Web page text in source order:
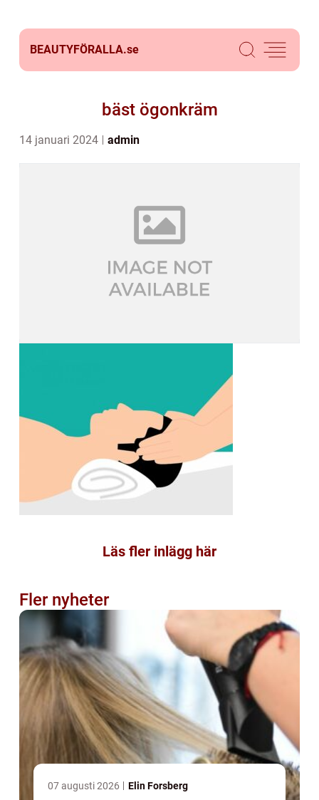
BEAUTYFÖRALLA.se
bäst ögonkräm
14 januari 2024 admin
Läs fler inlägg här
Fler nyheter
07 augusti 2026 Elin Forsberg